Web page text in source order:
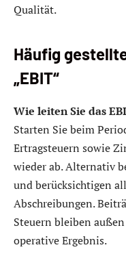
Qualität.
Häufig
„EBIT“
Wie leiten Sie das
Starten Sie beim
Ertragsteuern sowie
wieder ab. Alternativ
und berücksichtigen
Abschreibungen.
Steuern bleiben
operative Ergebnis.